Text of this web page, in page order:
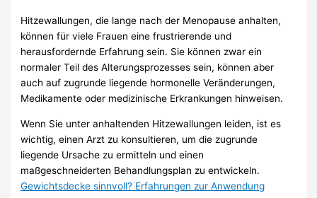
Hitzewallungen, die lange nach der Menopause anhalten,
können für viele Frauen eine frustrierende und
herausfordernde Erfahrung sein. Sie können zwar ein
normaler Teil des Alterungsprozesses sein, können aber
auch auf zugrunde liegende hormonelle Veränderungen,
Medikamente oder medizinische Erkrankungen hinweisen.
Wenn Sie unter anhaltenden Hitzewallungen leiden, ist es
wichtig, einen Arzt zu konsultieren, um die zugrunde
liegende Ursache zu ermitteln und einen
maßgeschneiderten Behandlungsplan zu entwickeln.
Gewichtsdecke sinnvoll? Erfahrungen zur Anwendung